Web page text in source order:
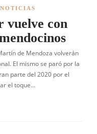
vuelve con
de Mendoza volverán
El mismo se paró por la
parte del 2020 por el
el toque…